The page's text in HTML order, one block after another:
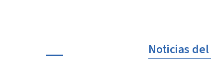
Noticias del